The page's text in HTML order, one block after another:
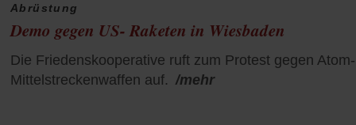
Abrüstung
Demo gegen US- Raketen in Wiesbaden
Die Friedenskooperative ruft zum Protest gegen
Mittelstreckenwaffen auf. /mehr